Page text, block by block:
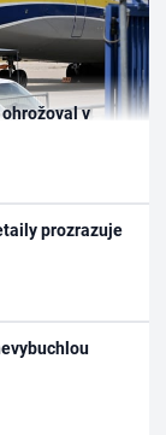
v
prozrazuje